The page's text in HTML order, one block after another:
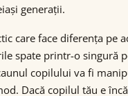
generații.
care face diferența pe
spate printr-o singură
copilului va fi
Dacă copilul tău e